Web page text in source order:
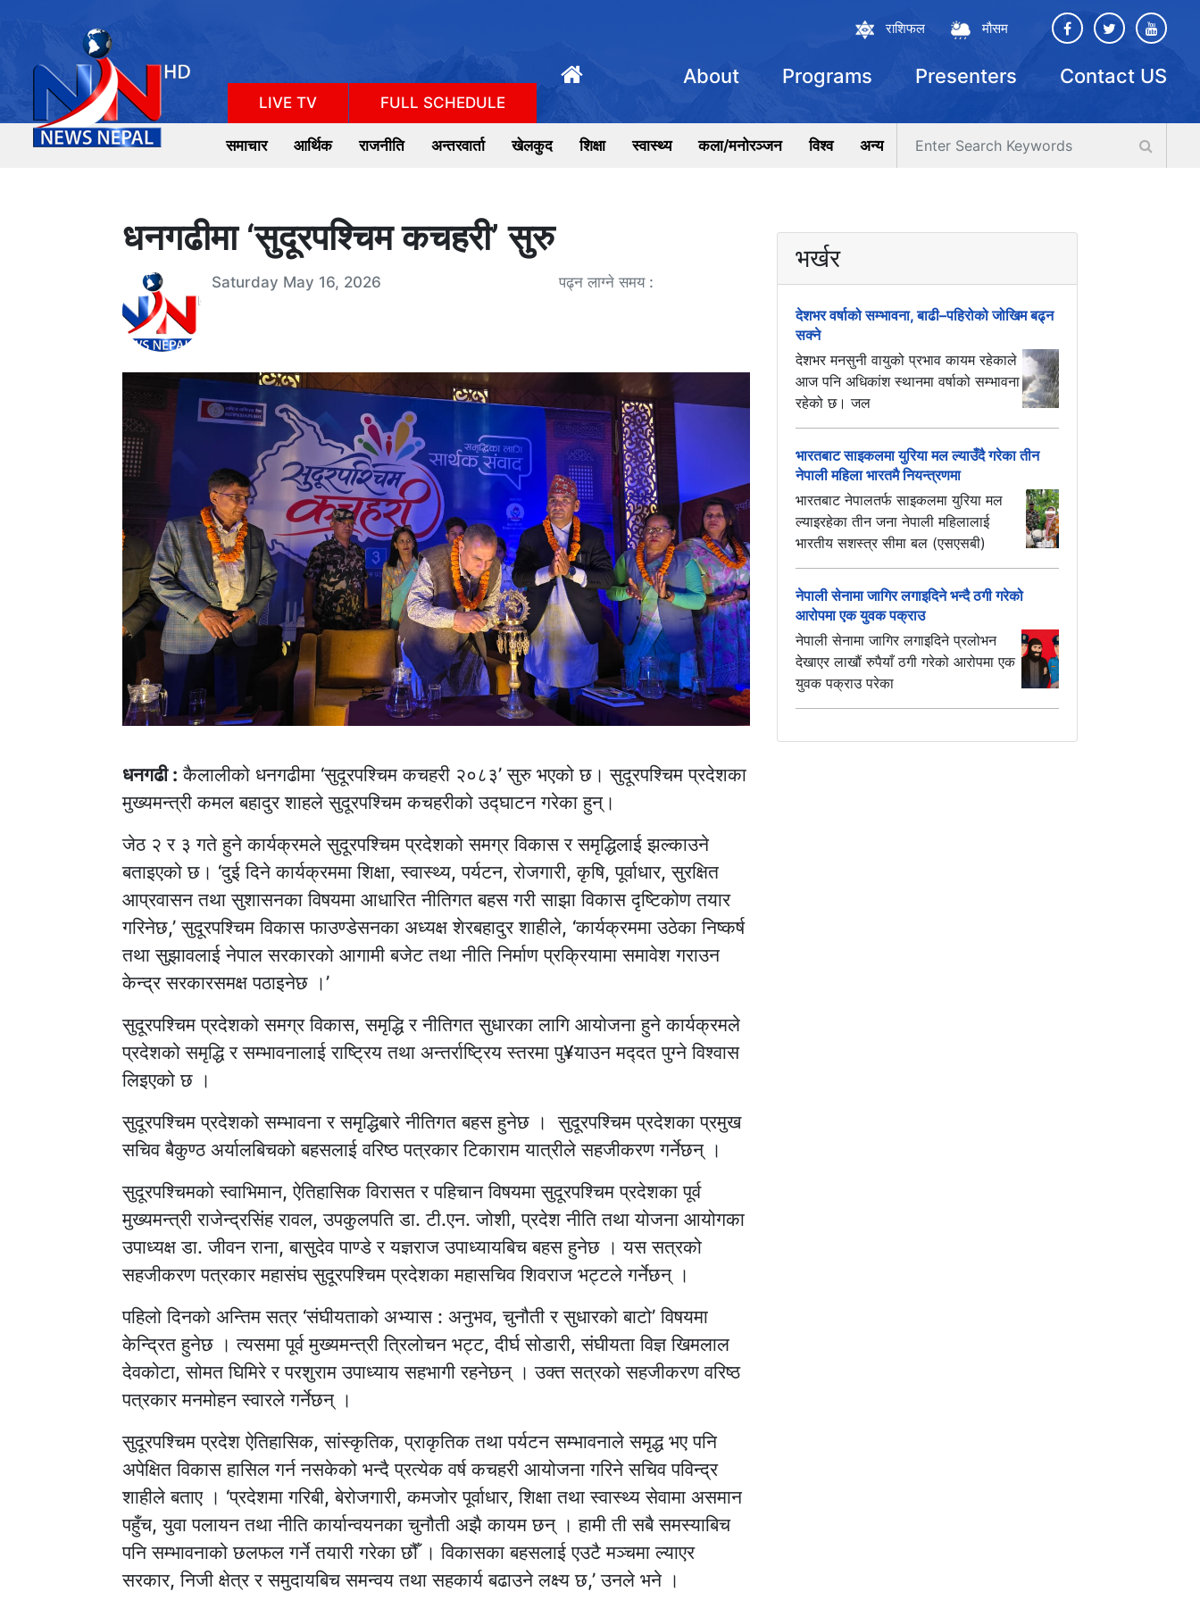
राशिफल मौसम
About Programs Presenters Contact US
समाचार आर्थिक राजनीति अन्तरवार्ता खेलकुद शिक्षा स्वास्थ्य कला/मनोरञ्जन विश्व अन्य
LIVE TV FULL SCHEDULE
धनगढीमा ‘सुदूरपश्चिम कचहरी’ सुरु
Saturday May 16, 2026 पढ्न लाग्ने समय :
धनगढी : कैलालीको धनगढीमा ‘सुदूरपश्चिम कचहरी २०८३’ सुरु भएको छ। सुदूरपश्चिम प्रदेशका
मुख्यमन्त्री कमल बहादुर शाहले सुदूरपश्चिम कचहरीको उद्घाटन गरेका हुन्।
जेठ २ र ३ गते हुने कार्यक्रमले सुदूरपश्चिम प्रदेशको समग्र विकास र समृद्धिलाई झल्काउने
बताइएको छ। ‘दुई दिने कार्यक्रममा शिक्षा, स्वास्थ्य, पर्यटन, रोजगारी, कृषि, पूर्वाधार, सुरक्षित
आप्रवासन तथा सुशासनका विषयमा आधारित नीतिगत बहस गरी साझा विकास दृष्टिकोण तयार
गरिनेछ,’ सुदूरपश्चिम विकास फाउण्डेसनका अध्यक्ष शेरबहादुर शाहीले, ‘कार्यक्रममा उठेका निष्कर्ष
तथा सुझावलाई नेपाल सरकारको आगामी बजेट तथा नीति निर्माण प्रक्रियामा समावेश गराउन
केन्द्र सरकारसमक्ष पठाइनेछ ।’
सुदूरपश्चिम प्रदेशको समग्र विकास, समृद्धि र नीतिगत सुधारका लागि आयोजना हुने कार्यक्रमले
प्रदेशको समृद्धि र सम्भावनालाई राष्ट्रिय तथा अन्तर्राष्ट्रिय स्तरमा पु¥याउन मद्‍दत पुग्ने विश्वास
लिइएको छ ।
सुदूरपश्चिम प्रदेशको सम्भावना र समृद्धिबारे नीतिगत बहस हुनेछ । सुदूरपश्चिम प्रदेशका प्रमुख
सचिव बैकुण्ठ अर्यालबिचको बहसलाई वरिष्ठ पत्रकार टिकाराम यात्रीले सहजीकरण गर्नेछन् ।
सुदूरपश्चिमको स्वाभिमान, ऐतिहासिक विरासत र पहिचान विषयमा सुदूरपश्चिम प्रदेशका पूर्व
मुख्यमन्त्री राजेन्द्रसिंह रावल, उपकुलपति डा. टी.एन. जोशी, प्रदेश नीति तथा योजना आयोगका
उपाध्यक्ष डा. जीवन राना, बासुदेव पाण्डे र यज्ञराज उपाध्यायबिच बहस हुनेछ । यस सत्रको
सहजीकरण पत्रकार महासंघ सुदूरपश्चिम प्रदेशका महासचिव शिवराज भट्टले गर्नेछन् ।
पहिलो दिनको अन्तिम सत्र ‘संघीयताको अभ्यास : अनुभव, चुनौती र सुधारको बाटो’ विषयमा
केन्द्रित हुनेछ । त्यसमा पूर्व मुख्यमन्त्री त्रिलोचन भट्ट, दीर्घ सोडारी, संघीयता विज्ञ खिमलाल
देवकोटा, सोमत घिमिरे र परशुराम उपाध्याय सहभागी रहनेछन् । उक्त सत्रको सहजीकरण वरिष्ठ
पत्रकार मनमोहन स्वारले गर्नेछन् ।
सुदूरपश्चिम प्रदेश ऐतिहासिक, सांस्कृतिक, प्राकृतिक तथा पर्यटन सम्भावनाले समृद्ध भए पनि
अपेक्षित विकास हासिल गर्न नसकेको भन्दै प्रत्येक वर्ष कचहरी आयोजना गरिने सचिव पविन्द्र
शाहीले बताए । ‘प्रदेशमा गरिबी, बेरोजगारी, कमजोर पूर्वाधार, शिक्षा तथा स्वास्थ्य सेवामा असमान
पहुँच, युवा पलायन तथा नीति कार्यान्वयनका चुनौती अझै कायम छन् । हामी ती सबै समस्याबिच
पनि सम्भावनाको छलफल गर्ने तयारी गरेका छौँ । विकासका बहसलाई एउटै मञ्चमा ल्याएर
सरकार, निजी क्षेत्र र समुदायबिच समन्वय तथा सहकार्य बढाउने लक्ष्य छ,’ उनले भने ।
भर्खर
देशभर वर्षाको सम्भावना, बाढी–पहिरोको जोखिम बढ्न
सक्ने
देशभर मनसुनी वायुको प्रभाव कायम रहेकाले
आज पनि अधिकांश स्थानमा वर्षाको सम्भावना
रहेको छ। जल
भारतबाट साइकलमा युरिया मल ल्याउँदै गरेका तीन
नेपाली महिला भारतमै नियन्त्रणमा
भारतबाट नेपालतर्फ साइकलमा युरिया मल
ल्याइरहेका तीन जना नेपाली महिलालाई
भारतीय सशस्त्र सीमा बल (एसएसबी)
नेपाली सेनामा जागिर लगाइदिने भन्दै ठगी गरेको
आरोपमा एक युवक पक्राउ
नेपाली सेनामा जागिर लगाइदिने प्रलोभन
देखाएर लाखौं रुपैयाँ ठगी गरेको आरोपमा एक
युवक पक्राउ परेका